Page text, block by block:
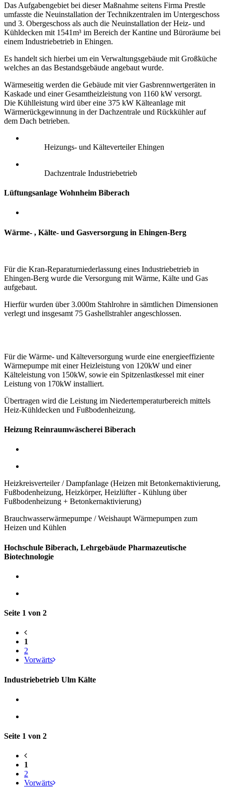
Das Aufgabengebiet bei dieser Maßnahme seitens Firma Prestle
umfasste die Neuinstallation der Technikzentralen im Untergeschoss
und 3. Obergeschoss als auch die Neuinstallation der Heiz- und
Kühldecken mit 1541m³ im Bereich der Kantine und Büroräume bei
einem Industriebetrieb in Ehingen.
Es handelt sich hierbei um ein Verwaltungsgebäude mit Großküche
welches an das Bestandsgebäude angebaut wurde.
Wärmeseitig werden die Gebäude mit vier Gasbrennwertgeräten in
Kaskade und einer Gesamtheizleistung von 1160 kW versorgt.
Die Kühlleistung wird über eine 375 kW Kälteanlage mit
Wärmerückgewinnung in der Dachzentrale und Rückkühler auf
dem Dach betrieben.
Heizungs- und Kälteverteiler Ehingen
Dachzentrale Industriebetrieb
Lüftungsanlage Wohnheim Biberach
Wärme- , Kälte- und Gasversorgung in Ehingen-Berg
Für die Kran-Reparaturniederlassung eines Industriebetrieb in
Ehingen-Berg wurde die Versorgung mit Wärme, Kälte und Gas
aufgebaut.
Hierfür wurden über 3.000m Stahlrohre in sämtlichen Dimensionen
verlegt und insgesamt 75 Gashellstrahler angeschlossen.
Für die Wärme- und Kälteversorgung wurde eine energieeffiziente
Wärmepumpe mit einer Heizleistung von 120kW und einer
Kälteleistung von 150kW, sowie ein Spitzenlastkessel mit einer
Leistung von 170kW installiert.
Übertragen wird die Leistung im Niedertemperaturbereich mittels
Heiz-Kühldecken und Fußbodenheizung.
Heizung Reinraumwäscherei Biberach
Heizkreisverteiler / Dampfanlage (Heizen mit Betonkernaktivierung,
Fußbodenheizung, Heizkörper, Heizlüfter - Kühlung über
Fußbodenheizung + Betonkernaktivierung)
Brauchwasserwärmepumpe / Weishaupt Wärmepumpen zum
Heizen und Kühlen
Hochschule Biberach, Lehrgebäude Pharmazeutische
Biotechnologie
Seite 1 von 2
1
2
Vorwärts
Industriebetrieb Ulm Kälte
Seite 1 von 2
1
2
Vorwärts